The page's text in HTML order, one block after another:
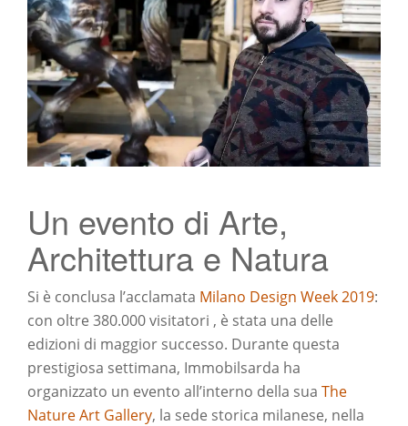
Un evento di Arte,
Architettura e Natura
Si è conclusa l’acclamata Milano Design Week 2019:
con oltre 380.000 visitatori , è stata una delle
edizioni di maggior successo. Durante questa
prestigiosa settimana, Immobilsarda ha
organizzato un evento all’interno della sua The
Nature Art Gallery, la sede storica milanese, nella